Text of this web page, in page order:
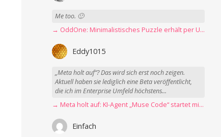
Me too. 🙂
→ OddOne: Minimalistisches Puzzle erhält per Update 150 neue Level
Eddy1015
„Meta holt auf“? Das wird sich erst noch zeigen.
Aktuell haben sie lediglich eine Beta veröffentlicht,
die ich im Enterprise Umfeld höchstens...
→ Meta holt auf: KI-Agent „Muse Code“ startet mit erster Betaversion
Einfach